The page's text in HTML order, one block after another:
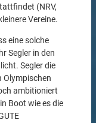
(NRV,
Vereine.
eine solche
Segler in den
Segler die
Olympischen
ambitioniert
Boot wie es die